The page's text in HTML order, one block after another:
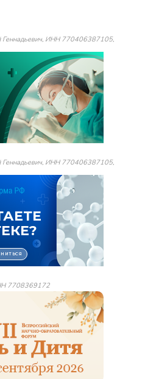
Геннадьевич, ИНН 770406387105,
Геннадьевич, ИНН 770406387105,
7708369172